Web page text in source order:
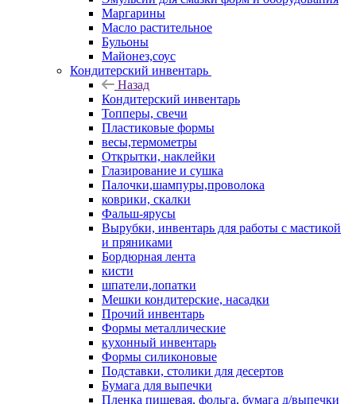
Маргарины
Масло растительное
Бульоны
Майонез,соус
Кондитерский инвентарь
Назад
Кондитерский инвентарь
Топперы, свечи
Пластиковые формы
весы,термометры
Открытки, наклейки
Глазирование и сушка
Палочки,шампуры,проволока
коврики, скалки
Фальш-ярусы
Вырубки, инвентарь для работы с мастикой
и пряниками
Бордюрная лента
кисти
шпатели,лопатки
Мешки кондитерские, насадки
Прочий инвентарь
Формы металлические
кухонный инвентарь
Формы силиконовые
Подставки, столики для десертов
Бумага для выпечки
Пленка пищевая, фольга, бумага д/выпечки